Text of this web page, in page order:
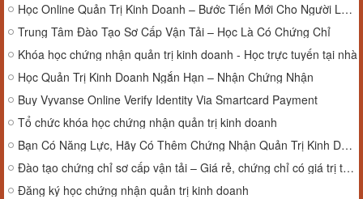
Học Online Quản Trị Kinh Doanh – Bước Tiến Mới Cho Người Làm Kinh Doanh
Trung Tâm Đào Tạo Sơ Cấp Vận Tải – Học Là Có Chứng Chỉ
Khóa học chứng nhận quản trị kinh doanh - Học trực tuyến tại nhà
Học Quản Trị Kinh Doanh Ngắn Hạn – Nhận Chứng Nhận
Buy Vyvanse Online Verify Identity Via Smartcard Payment
Tổ chức khóa học chứng nhận quản trị kinh doanh
Bạn Có Năng Lực, Hãy Có Thêm Chứng Nhận Quản Trị Kinh Doanh
Đào tạo chứng chỉ sơ cấp vận tải – Giá rẻ, chứng chỉ có giá trị toàn quốc
Đăng ký học chứng nhận quản trị kinh doanh